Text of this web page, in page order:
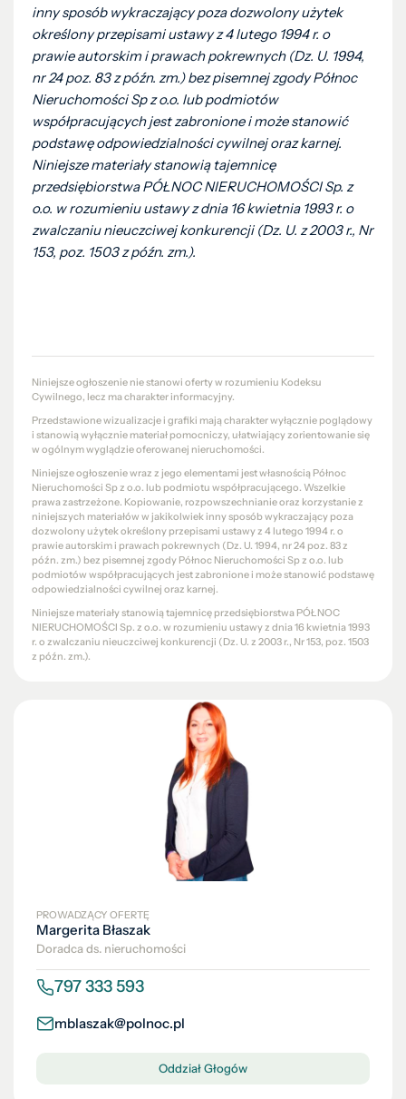
inny sposób wykraczający poza dozwolony użytek
określony przepisami ustawy z 4 lutego 1994 r. o
prawie autorskim i prawach pokrewnych (Dz. U. 1994,
nr 24 poz. 83 z późn. zm.) bez pisemnej zgody Północ
Nieruchomości Sp z o.o. lub podmiotów
współpracujących jest zabronione i może stanowić
podstawę odpowiedzialności cywilnej oraz karnej.
Niniejsze materiały stanowią tajemnicę
przedsiębiorstwa PÓŁNOC NIERUCHOMOŚCI Sp. z
o.o. w rozumieniu ustawy z dnia 16 kwietnia 1993 r. o
zwalczaniu nieuczciwej konkurencji (Dz. U. z 2003 r., Nr
153, poz. 1503 z późn. zm.).
Niniejsze ogłoszenie nie stanowi oferty w rozumieniu Kodeksu
Cywilnego, lecz ma charakter informacyjny.
Przedstawione wizualizacje i grafiki mają charakter wyłącznie poglądowy
i stanowią wyłącznie materiał pomocniczy, ułatwiający zorientowanie się
w ogólnym wyglądzie oferowanej nieruchomości.
Niniejsze ogłoszenie wraz z jego elementami jest własnością Północ
Nieruchomości Sp z o.o. lub podmiotu współpracującego. Wszelkie
prawa zastrzeżone. Kopiowanie, rozpowszechnianie oraz korzystanie z
niniejszych materiałów w jakikolwiek inny sposób wykraczający poza
dozwolony użytek określony przepisami ustawy z 4 lutego 1994 r. o
prawie autorskim i prawach pokrewnych (Dz. U. 1994, nr 24 poz. 83 z
późn. zm.) bez pisemnej zgody Północ Nieruchomości Sp z o.o. lub
podmiotów współpracujących jest zabronione i może stanowić podstawę
odpowiedzialności cywilnej oraz karnej.
Niniejsze materiały stanowią tajemnicę przedsiębiorstwa PÓŁNOC
NIERUCHOMOŚCI Sp. z o.o. w rozumieniu ustawy z dnia 16 kwietnia 1993
r. o zwalczaniu nieuczciwej konkurencji (Dz. U. z 2003 r., Nr 153, poz. 1503
z późn. zm.).
PROWADZĄCY OFERTĘ
Margerita Błaszak
Doradca ds. nieruchomości
797 333 593
mblaszak@polnoc.pl
Oddział Głogów